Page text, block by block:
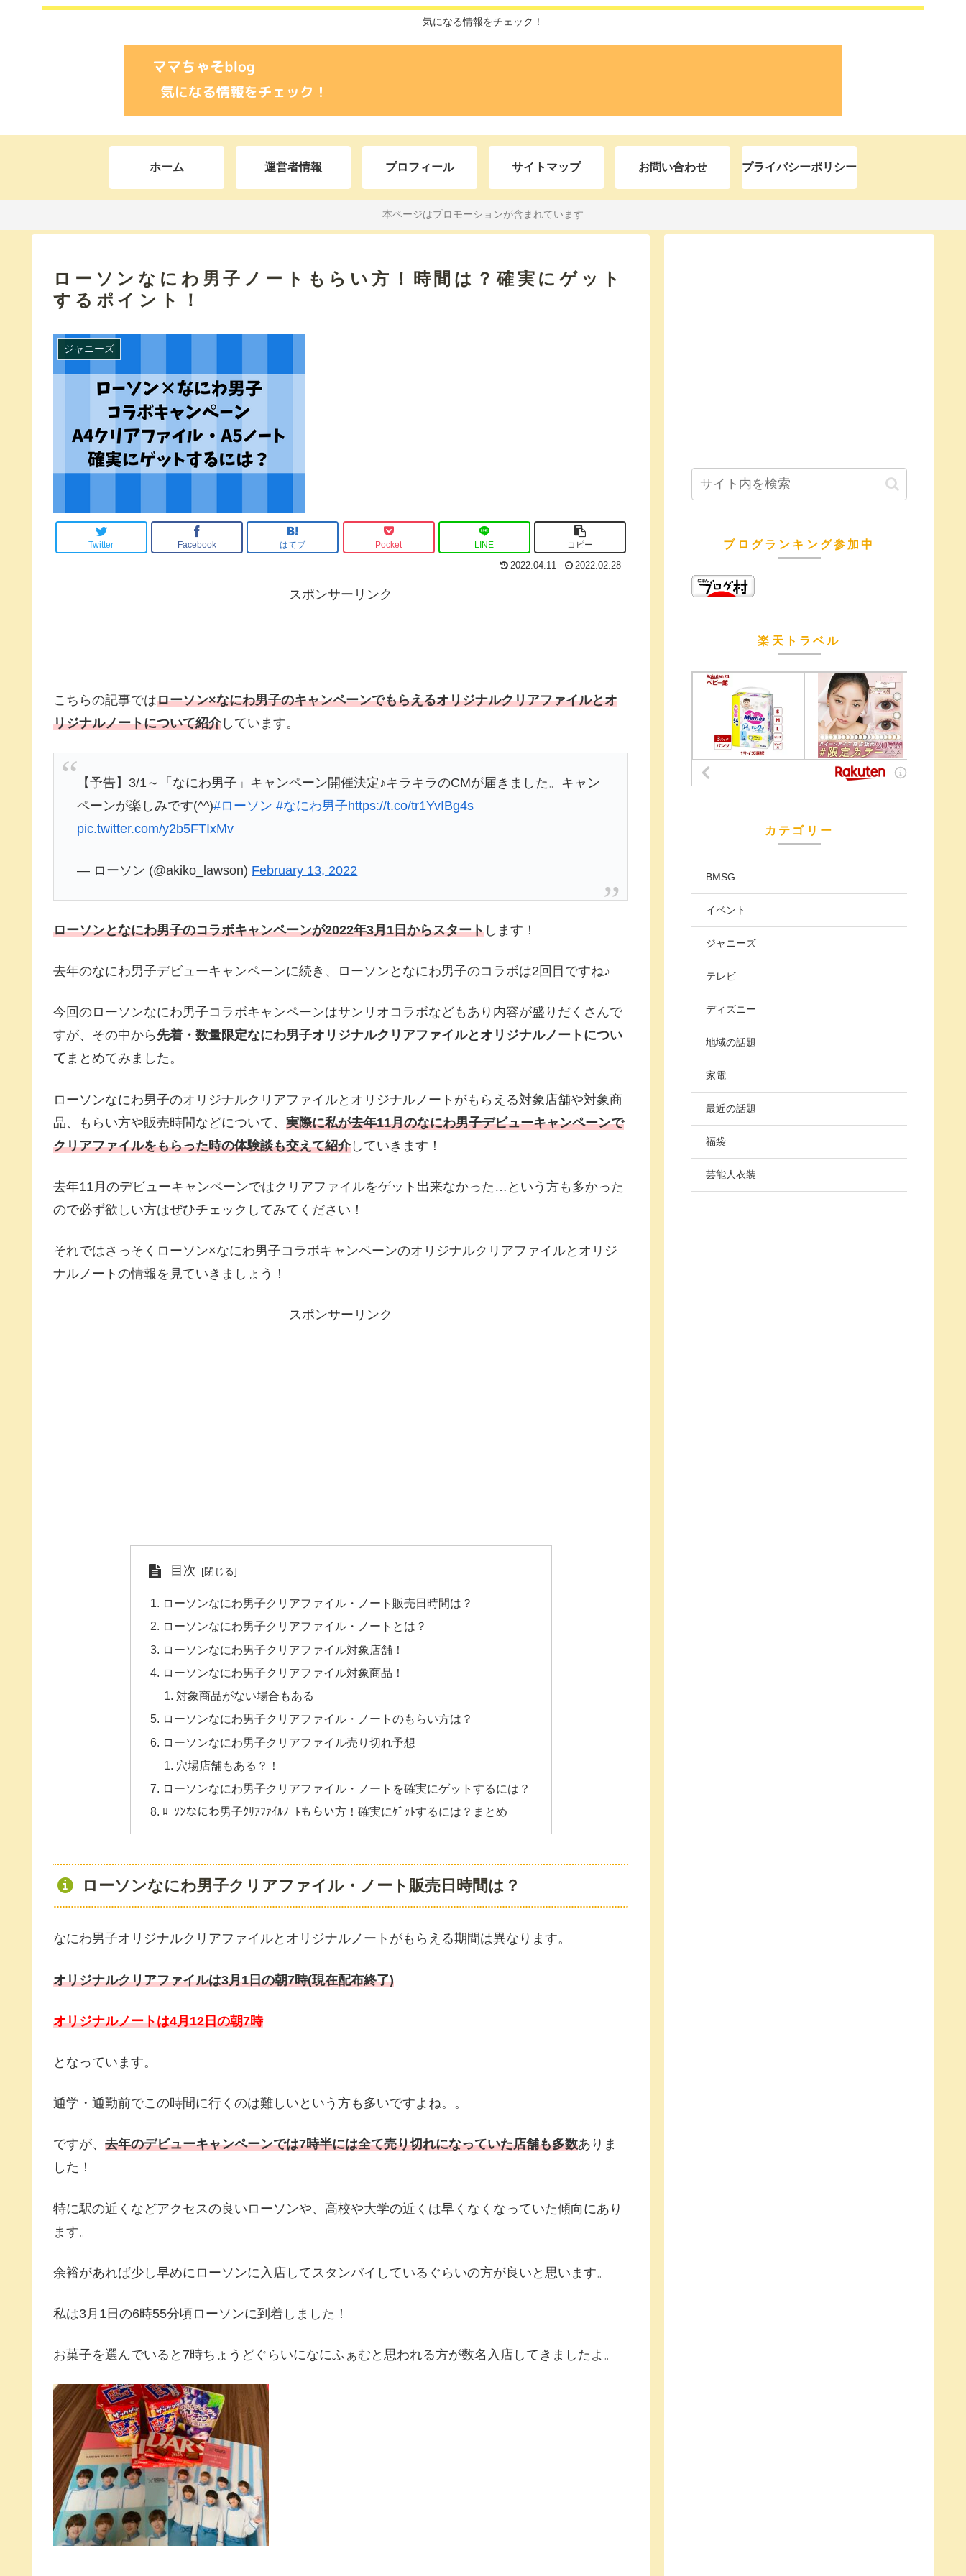
気になる情報をチェック！
ホーム 運営者情報 プロフィール サイトマップ お問い合わせ プライバシーポリシー
本ページはプロモーションが含まれています
ローソンなにわ男子ノートもらい方！時間は？確実にゲット
するポイント！
ジャニーズ
Twitter Facebook はてブ Pocket LINE コピー
2022.04.11 2022.02.28
スポンサーリンク
こちらの記事ではローソン×なにわ男子のキャンペーンでもらえるオリジナルクリアファイルとオ
リジナルノートについて紹介しています。
【予告】3/1～「なにわ男子」キャンペーン開催決定♪キラキラのCMが届きました。キャン
ペーンが楽しみです(^^)#ローソン #なにわ男子https://t.co/tr1YvIBg4s
pic.twitter.com/y2b5FTIxMv
— ローソン (@akiko_lawson) February 13, 2022
ローソンとなにわ男子のコラボキャンペーンが2022年3月1日からスタート します！
去年のなにわ男子デビューキャンペーンに続き、ローソンとなにわ男子のコラボは2回目ですね♪
今回のローソンなにわ男子コラボキャンペーンはサンリオコラボなどもあり内容が盛りだくさんで
すが、その中から 先着・数量限定なにわ男子オリジナルクリアファイルとオリジナルノートについ
て まとめてみました。
ローソンなにわ男子のオリジナルクリアファイルとオリジナルノートがもらえる対象店舗や対象商
品、もらい方や販売時間などについて、 実際に私が去年11月のなにわ男子デビューキャンペーンで
クリアファイルをもらった時の体験談も交えて紹介していきます！
去年11月のデビューキャンペーンではクリアファイルをゲット出来なかった…という方も多かった
ので必ず欲しい方はぜひチェックしてみてください！
それではさっそくローソン×なにわ男子コラボキャンペーンのオリジナルクリアファイルとオリジ
ナルノートの情報を見ていきましょう！
スポンサーリンク
目次
ローソンなにわ男子クリアファイル・ノート販売日時間は？
ローソンなにわ男子クリアファイル・ノートとは？
ローソンなにわ男子クリアファイル対象店舗！
ローソンなにわ男子クリアファイル対象商品！
対象商品がない場合もある
ローソンなにわ男子クリアファイル・ノートのもらい方は？
ローソンなにわ男子クリアファイル売り切れ予想
穴場店舗もある？！
ローソンなにわ男子クリアファイル・ノートを確実にゲットするには？
ﾛｰｿﾝなにわ男子ｸﾘｱﾌｧｲﾙﾉｰﾄもらい方！確実にｹﾞｯﾄするには？まとめ
ローソンなにわ男子クリアファイル・ノート販売日時間は？
なにわ男子オリジナルクリアファイルとオリジナルノートがもらえる期間は異なります。
オリジナルクリアファイルは3月1日の朝7時(現在配布終了)
オリジナルノートは4月12日の朝7時
となっています。
通学・通勤前でこの時間に行くのは難しいという方も多いですよね。。
ですが、 去年のデビューキャンペーンでは7時半には全て売り切れになっていた店舗も多数ありま
した！
特に駅の近くなどアクセスの良いローソンや、高校や大学の近くは早くなくなっていた傾向にあり
ます。
余裕があれば少し早めにローソンに入店してスタンバイしているぐらいの方が良いと思います。
私は3月1日の6時55分頃ローソンに到着しました！
お菓子を選んでいると7時ちょうどぐらいになにふぁむと思われる方が数名入店してきましたよ。
ブログランキング参加中
楽天トラベル
カテゴリー
BMSG
イベント
ジャニーズ
テレビ
ディズニー
地域の話題
家電
最近の話題
福袋
芸能人衣装